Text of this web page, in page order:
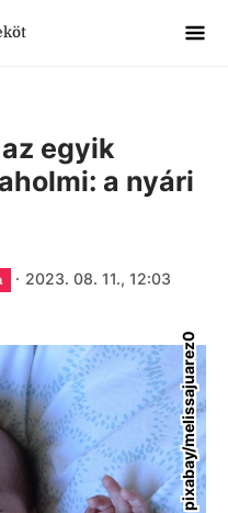
egyik
a nyári
· 2023. 08. 11., 12:03
pixabay/melissajuarez0